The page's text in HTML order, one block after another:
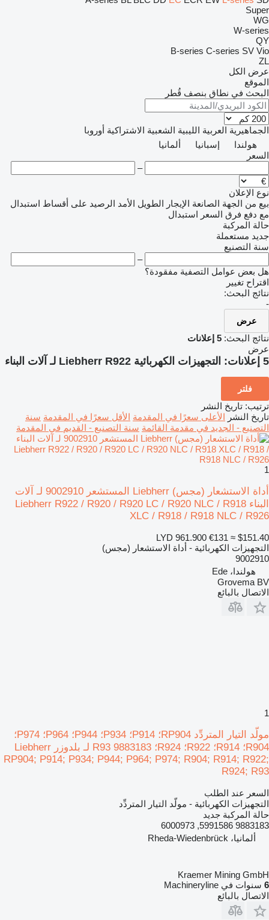
Super
WG
W-series
QY
B-series C-series SV Vio
ZL
عرض الكل
الموقع
البحث في نطاق بنصف قُطر
الجماهيرية العربية الليبية الشعبية الاشتراكية أوروبا
هولندا
إسبانيا
ألمانيا
السعر
–
نوع الإعلان
بيع من الجهة الصانعة الإيجار الطويل الأمد الرصيد على أقساط استبدال
مع دفع فرق السعر استبدال
حالة المركبة
جديد مستعملة
سنة التصنيع
–
هل بعض عوامل التصفية مفقودة؟
اقتراح تغيير
نتائج البحث:
-
عرض
نتائج البحث: 5 إعلانات
عرض
5 إعلانات: التجهيزات الكهربائية Liebherr R922 لـ آلات البناء
فلتر
ترتيب: تاريخ النشر
تاريخ النشر الأعلى سعرًا في المقدمة الأقل سعرًا في المقدمة سنة
التصنيع - الجديد في مقدمة القائمة سنة التصنيع - القديم في المقدمة
1
أداة الاستشعار (مجس) Liebherr المستشعر 9002910 لـ آلات
البناء Liebherr R922 / R920 / R920 LC / R920 NLC / R918
XLC / R918 / R918 NLC / R926
LYD 961.900 €131 ≈ $151.40
التجهيزات الكهربائية - أداة الاستشعار (مجس)
9002910
هولندا، Ede
Grovema BV
الاتصال بالبائع
1
مولّد التيار المتردِّد RP904؛ P914؛ P934؛ P944؛ P964؛ P974؛
R904؛ R914؛ R922؛ R924؛ R93 9883183 لـ بلدوزر Liebherr
RP904; P914; P934; P944; P964; P974; R904; R914; R922;
R924; R93
السعر عند الطلب
التجهيزات الكهربائية - مولّد التيار المتردِّد
حالة المركبة جديد
9883183 5991586, 6000973
ألمانيا، Rheda-Wiedenbrück
Kraemer Mining GmbH
6 سنوات في Machineryline
الاتصال بالبائع